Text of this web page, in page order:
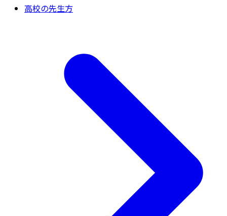
高校の先生方